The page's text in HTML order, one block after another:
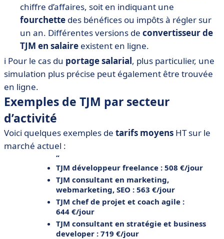
chiffre d’affaires, soit en indiquant une
fourchette des bénéfices ou impôts à régler sur
un an. Différentes versions de convertisseur de
TJM en salaire existent en ligne.
ℹ️ Pour le cas du portage salarial, plus particulier, une
simulation plus précise peut également être trouvée
en ligne.
Exemples de TJM par secteur
d’activité
Voici quelques exemples de tarifs moyens HT sur le
marché actuel :
TJM développeur freelance : 508 €/jour
TJM consultant en marketing,
webmarketing, SEO : 563 €/jour
TJM chef de projet et coach agile :
644 €/jour
TJM consultant en stratégie et business
developer : 719 €/jour